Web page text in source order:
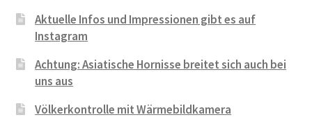
Aktuelle Infos und Impressionen gibt es auf
Instagram
Achtung: Asiatische Hornisse breitet sich auch bei
uns aus
Völkerkontrolle mit Wärmebildkamera